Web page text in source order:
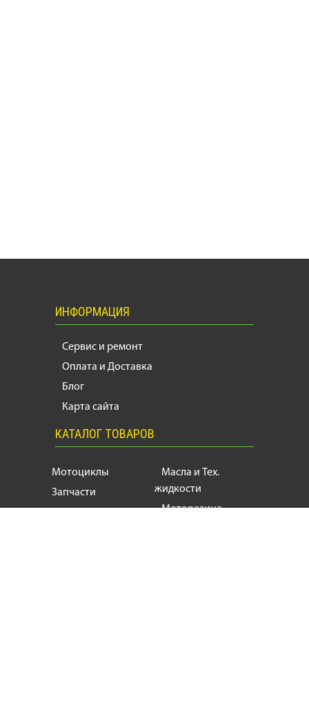
ИНФОРМАЦИЯ
Сервис и ремонт
Оплата и Доставка
Блог
Карта сайта
КАТАЛОГ ТОВАРОВ
Мотоциклы
Запчасти
Масла и Тех.
жидкости
Моторезина